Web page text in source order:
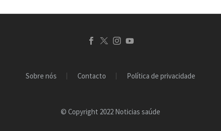
Sobre nós Contacto Política de privacidade
© Copyright 2022 Noticias saúde